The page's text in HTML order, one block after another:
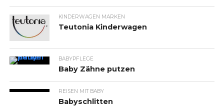
KINDERWAGEN MARKEN
Teutonia Kinderwagen
BABYPFLEGE
Baby Zähne putzen
REISEN MIT BABY
Babyschlitten